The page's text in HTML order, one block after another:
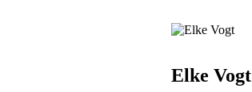
Elke Vogt